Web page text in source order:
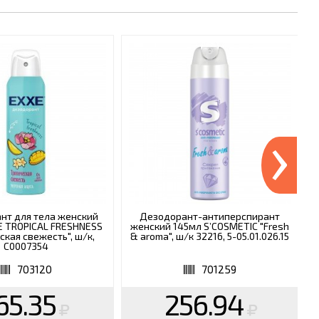
для тела женский
FRESHNESS
свежесть", ш/к,
С0007354
703120
Дезодорант-антиперспирант
женский 145мл S’COSMETIC "Fresh
& aroma", ш/к 32216, 5-05.01.026.15
701259
256.94
›